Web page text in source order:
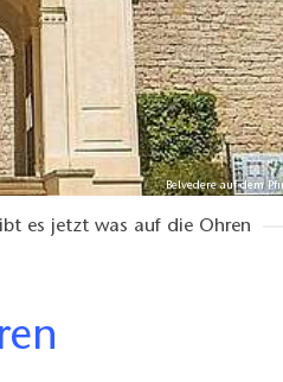
Belvedere auf dem
es jetzt was auf die Ohren